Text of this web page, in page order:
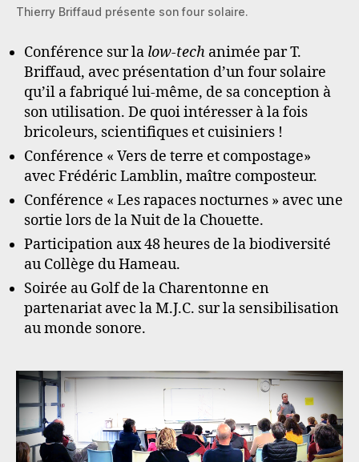
Thierry Briffaud présente son four solaire.
Conférence sur la low-tech animée par T.
Briffaud, avec présentation d’un four solaire
qu’il a fabriqué lui-même, de sa conception à
son utilisation. De quoi intéresser à la fois
bricoleurs, scientifiques et cuisiniers !
Conférence « Vers de terre et compostage»
avec Frédéric Lamblin, maître composteur.
Conférence « Les rapaces nocturnes » avec une
sortie lors de la Nuit de la Chouette.
Participation aux 48 heures de la biodiversité
au Collège du Hameau.
Soirée au Golf de la Charentonne en
partenariat avec la M.J.C. sur la sensibilisation
au monde sonore.